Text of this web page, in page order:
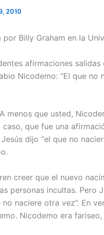
2010
Billy Graham en la
afirmaciones
Nicodemo: “El que
menos que usted,
que fue una
dijo “el que no
creer que el nuevo
personas incultas. Pero
no naciere otra vez”. En
Nicodemo era